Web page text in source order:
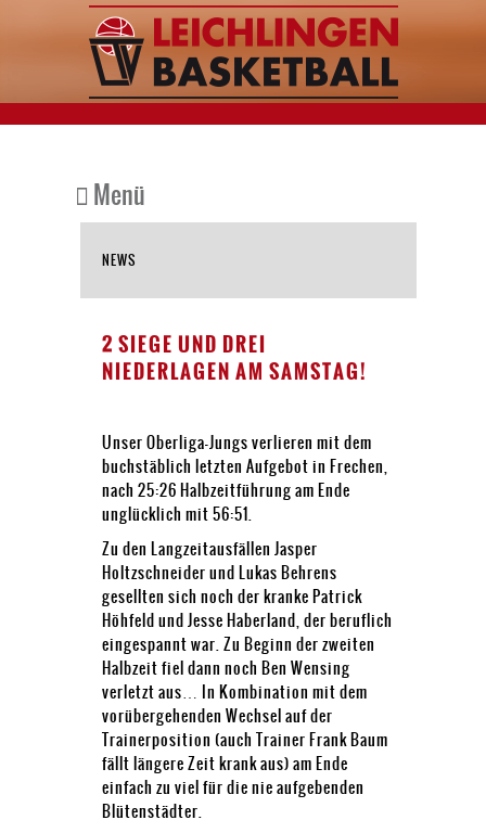
Menü
NEWS
2 SIEGE UND DREI
NIEDERLAGEN AM SAMSTAG!
Unser Oberliga-Jungs verlieren mit dem
buchstäblich letzten Aufgebot in Frechen,
nach 25:26 Halbzeitführung am Ende
unglücklich mit 56:51.
Zu den Langzeitausfällen Jasper
Holtzschneider und Lukas Behrens
gesellten sich noch der kranke Patrick
Höhfeld und Jesse Haberland, der beruflich
eingespannt war. Zu Beginn der zweiten
Halbzeit fiel dann noch Ben Wensing
verletzt aus… In Kombination mit dem
vorübergehenden Wechsel auf der
Trainerposition (auch Trainer Frank Baum
fällt längere Zeit krank aus) am Ende
einfach zu viel für die nie aufgebenden
Blütenstädter.